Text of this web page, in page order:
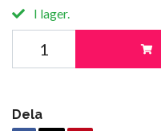
I lager.
Dela